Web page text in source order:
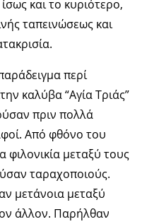
και το κυριότερο,
ταπεινώσεως και
περί
καλύβα “Αγία Τριάς”
πριν πολλά
Από φθόνο του
φιλονικία μεταξύ τους
ταραχοποιούς.
μετάνοια μεταξύ
άλλον. Παρήλθαν